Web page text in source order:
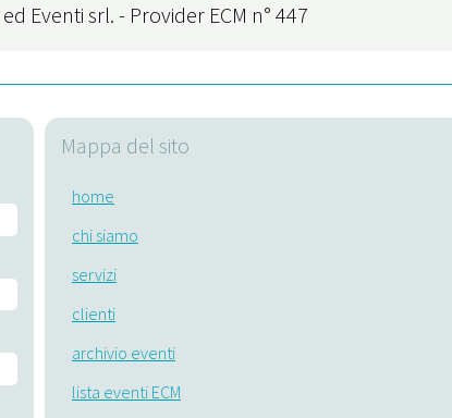
Eventi srl. - Provider ECM n° 447
Mappa del sito
home
chi siamo
servizi
clienti
archivio eventi
lista eventi ECM